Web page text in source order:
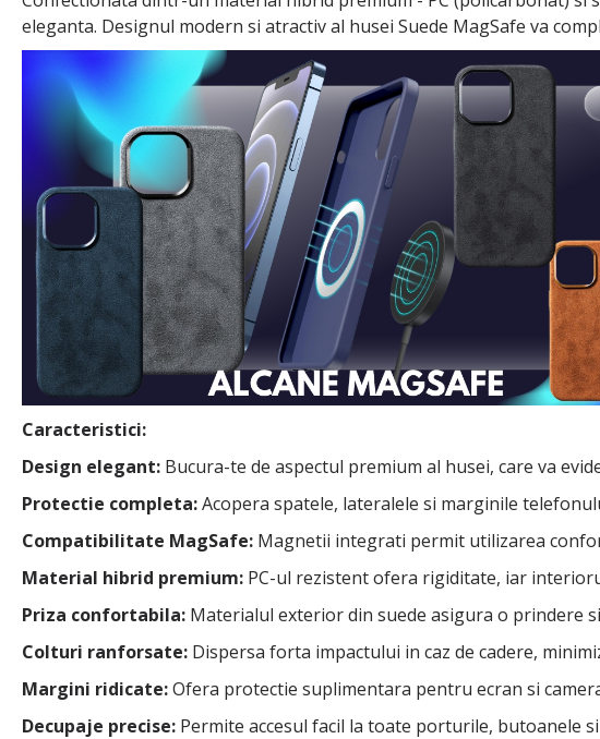
eleganta. Designul modern si atractiv al husei Suede MagSafe va
Caracteristici:
Design elegant: Bucura-te de aspectul premium al husei, care va
Protectie completa:Acopera spatele, lateralele si marginile
Compatibilitate MagSafe: Magnetii integrati permit utilizarea
Material hibrid premium: PC-ul rezistent ofera rigiditate, iar
Priza confortabila: Materialul exterior din suede asigura o prindere
Colturi ranforsate: Dispersa forta impactului in caz de cadere,
Margini ridicate:Ofera protectie suplimentara pentru ecran si
Decupaje precise: Permite accesul facil la toate porturile, butoanele